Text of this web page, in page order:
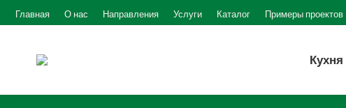
Главная О нас Направления Услуги Каталог Примеры проектов
Кухня